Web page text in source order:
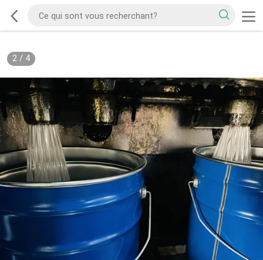
2/ 4